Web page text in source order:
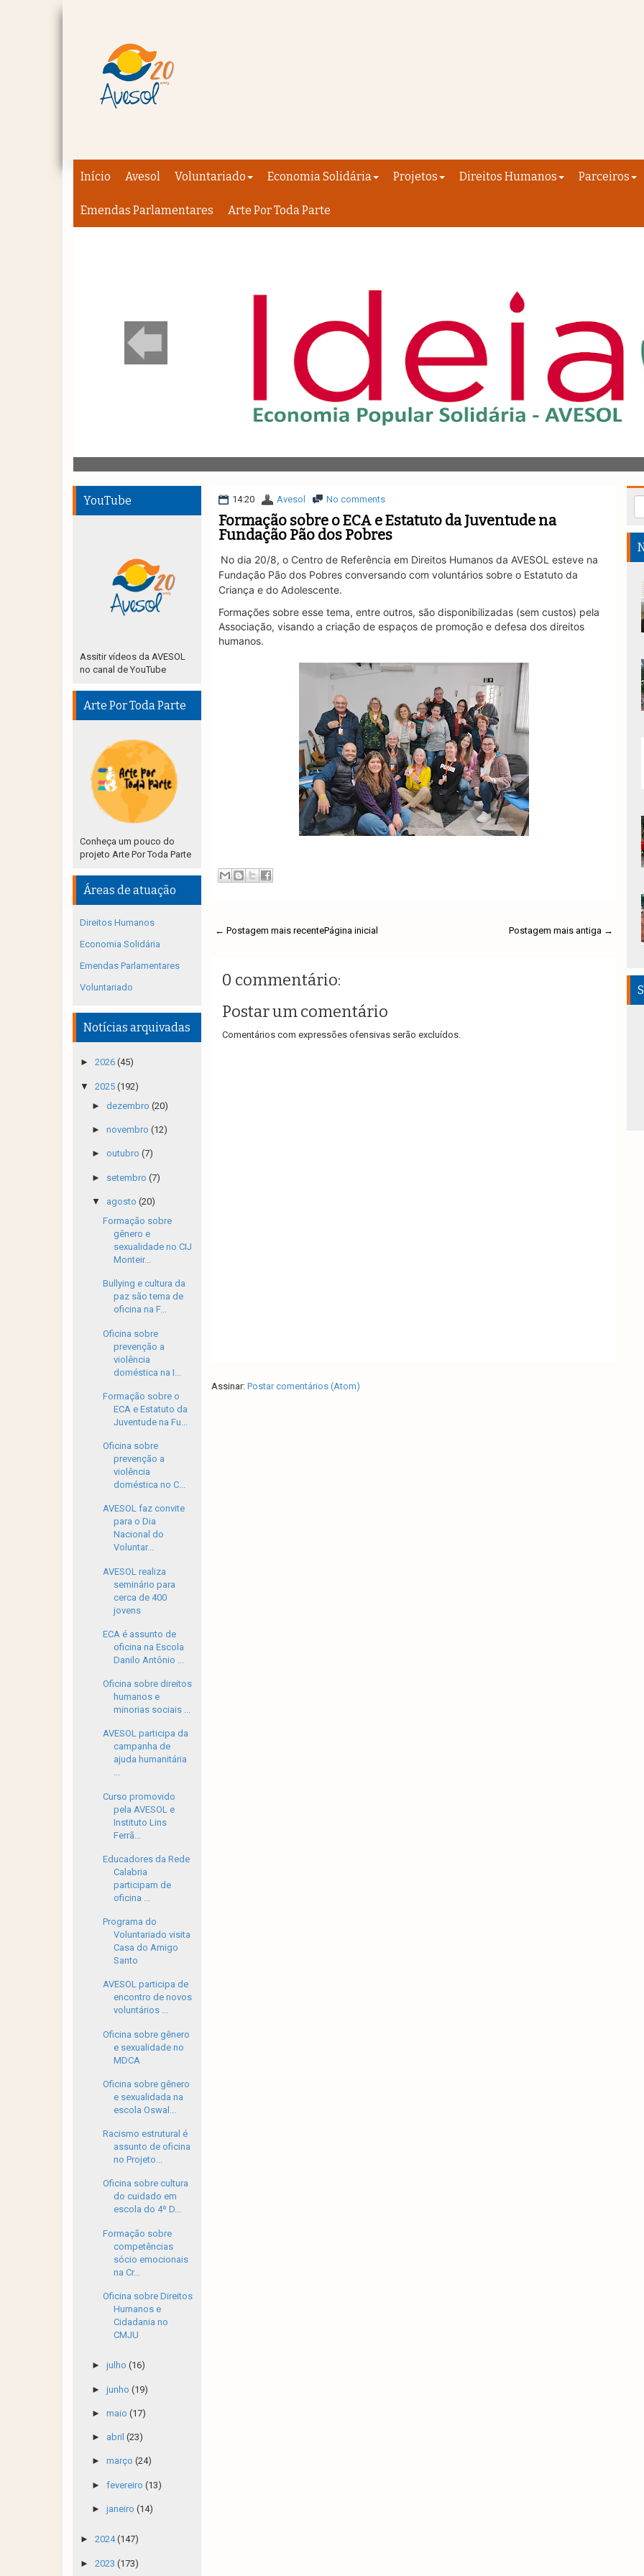
Início Avesol Voluntariado Economia Solidária Projetos Direitos Humanos Parceiros
Emendas Parlamentares Arte Por Toda Parte
14:20 Avesol No comments
Formação sobre o ECA e Estatuto da Juventude na
Fundação Pão dos Pobres
No dia 20/8, o Centro de Referência em Direitos Humanos da AVESOL esteve na
Fundação Pão dos Pobresconversando com voluntários sobre o Estatuto da
Criança e do Adolescente.
Formações sobre esse tema, entre outros, são disponibilizadas (sem custos) pela
Associação, visando a criação de espaços de promoção e defesa dos direitos
humanos.
← Postagem mais recente Postagem mais antiga →
Página inicial
0 commentário:
Postar um comentário
Comentários com expressões ofensivas serão excluídos.
Assinar: Postar comentários (Atom)
YouTube
Assitir vídeos da AVESOL
no canal de YouTube
Arte Por Toda Parte
Conheça um pouco do
projeto Arte Por Toda Parte
Áreas de atuação
Direitos Humanos
Economia Solidária
Emendas Parlamentares
Voluntariado
Notícias arquivadas
► 2026 (45)
▼ 2025 (192)
► dezembro (20)
► novembro (12)
► outubro (7)
► setembro (7)
▼ agosto (20)
Formação sobre
gênero e
sexualidade no CIJ
Monteir...
Bullying e cultura da
paz são tema de
oficina na F...
Oficina sobre
prevenção a
violência
doméstica na I...
Formação sobre o
ECA e Estatuto da
Juventude na Fu...
Oficina sobre
prevenção a
violência
doméstica no C...
AVESOL faz convite
para o Dia
Nacional do
Voluntar...
AVESOL realiza
seminário para
cerca de 400
jovens
ECA é assunto de
oficina na Escola
Danilo Antônio ...
Oficina sobre direitos
humanos e
minorias sociais ...
AVESOL participa da
campanha de
ajuda humanitária
...
Curso promovido
pela AVESOL e
Instituto Lins
Ferrã...
Educadores da Rede
Calabria
participam de
oficina ...
Programa do
Voluntariado visita
Casa do Amigo
Santo
AVESOL participa de
encontro de novos
voluntários ...
Oficina sobre gênero
e sexualidade no
MDCA
Oficina sobre gênero
e sexualidada na
escola Oswal...
Racismo estrutural é
assunto de oficina
no Projeto...
Oficina sobre cultura
do cuidado em
escola do 4º D...
Formação sobre
competências
sócio emocionais
na Cr...
Oficina sobre Direitos
Humanos e
Cidadania no
CMJU
► julho (16)
► junho (19)
► maio (17)
► abril (23)
► março (24)
► fevereiro (13)
► janeiro (14)
► 2024(147)
► 2023 (173)